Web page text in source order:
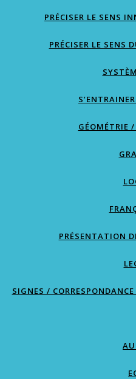
PRÉCISER LE SENS
PRÉCISER LE SENS
GÉOMÉTRIE
PRÉSENTATION
SIGNES /